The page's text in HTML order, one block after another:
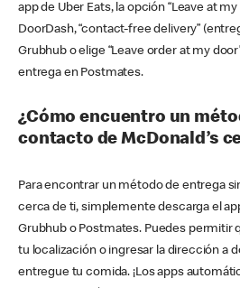
app de Uber Eats, la opción “Leave at
DoorDash, “contact-free delivery”
Grubhub o elige “Leave order at my
entrega en Postmates.
¿Cómo encuentro un
contacto de McDonald’s
Para encontrar un método de entrega
cerca de ti, simplemente descarga el
Grubhub o Postmates. Puedes permitir
tu localización o ingresar la dirección a
entregue tu comida. ¡Los apps